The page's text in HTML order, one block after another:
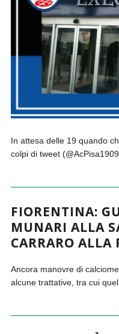
In attesa delle 19 quando
colpi di tweet
FIORENTINA:
MUNARI ALLA
CARRARO ALLA
Ancora manovre di
alcune trattative, tra cui